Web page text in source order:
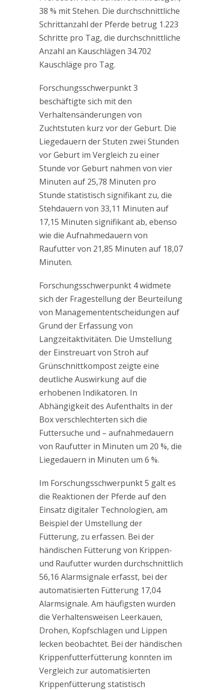
38 % mit Stehen. Die durchschnittliche
Schrittanzahl der Pferde betrug 1.223
Schritte pro Tag, die durchschnittliche
Anzahl an Kauschlägen 34.702
Kauschläge pro Tag.
Forschungsschwerpunkt 3
beschäftigte sich mit den
Verhaltensänderungen von
Zuchtstuten kurz vor der Geburt. Die
Liegedauern der Stuten zwei Stunden
vor Geburt im Vergleich zu einer
Stunde vor Geburt nahmen von vier
Minuten auf 25,78 Minuten pro
Stunde statistisch signifikant zu, die
Stehdauern von 33,11 Minuten auf
17,15 Minuten signifikant ab, ebenso
wie die Aufnahmedauern von
Raufutter von 21,85 Minuten auf 18,07
Minuten.
Forschungsschwerpunkt 4 widmete
sich der Fragestellung der Beurteilung
von Managemententscheidungen auf
Grund der Erfassung von
Langzeitaktivitäten. Die Umstellung
der Einstreuart von Stroh auf
Grünschnittkompost zeigte eine
deutliche Auswirkung auf die
erhobenen Indikatoren. In
Abhängigkeit des Aufenthalts in der
Box verschlechterten sich die
Futtersuche und – aufnahmedauern
von Raufutter in Minuten um 20 %, die
Liegedauern in Minuten um 6 %.
Im Forschungsschwerpunkt 5 galt es
die Reaktionen der Pferde auf den
Einsatz digitaler Technologien, am
Beispiel der Umstellung der
Fütterung, zu erfassen. Bei der
händischen Fütterung von Krippen-
und Raufutter wurden durchschnittlich
56,16 Alarmsignale erfasst, bei der
automatisierten Fütterung 17,04
Alarmsignale. Am häufigsten wurden
die Verhaltensweisen Leerkauen,
Drohen, Kopfschlagen und Lippen
lecken beobachtet. Bei der händischen
Krippenfutterfütterung konnten im
Vergleich zur automatisierten
Krippenfütterung statistisch